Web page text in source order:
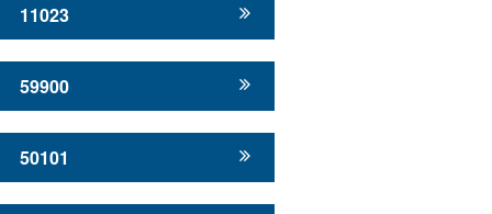
11023
59900
50101